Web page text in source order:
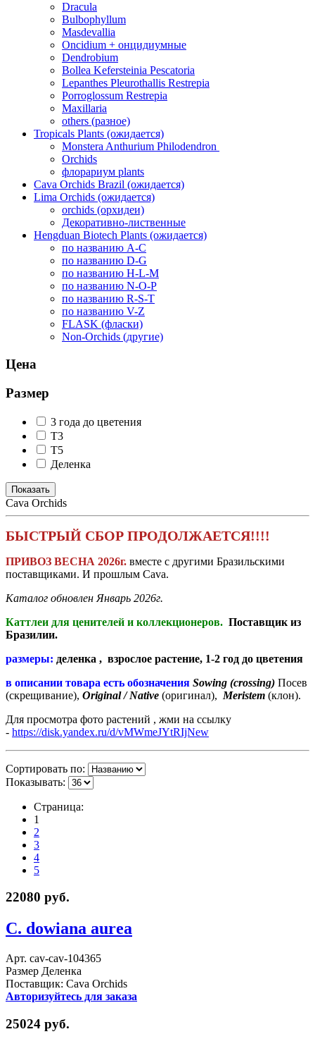
Dracula
Bulbophyllum
Masdevallia
Oncidium + онцидиумные
Dendrobium
Bollea Kefersteinia Pescatoria
Lepanthes Pleurothallis Restrepia
Porroglossum Restrepia
Maxillaria
others (разное)
Tropicals Plants (ожидается)
​​​​​​​Monstera Anthurium Philodendron
Orchids
флорариум plants
Cava Orchids Brazil (ожидается)
Lima Orchids (ожидается)
orchids (орхидеи)
Декоративно-лиственные
Hengduan Biotech Plants (ожидается)
по названию A-C
по названию D-G
по названию H-L-M
по названию N-O-P
по названию R-S-T
по названию V-Z
FLASK (фласки)
Non-Orchids (другие)
Цена
Размер
3 года до цветения
T3
T5
Деленка
Cava Orchids
БЫСТРЫЙ СБОР ПРОДОЛЖАЕТСЯ!!!!
ПРИВОЗ ВЕСНА 2026г. вместе с другими Бразильскими
поставщиками. И прошлым Cava.
Каталог обновлен Январь 2026г.
Каттлеи для ценителей и коллекционеров. Поставщик из
Бразилии.
размеры: деленка , взрослое растение, 1-2 год до цветения
в описании товара есть обозначения Sowing (crossing) Посев
(скрещивание), Original / Native (оригинал), Meristem (клон).
Для просмотра фото растений , жми на ссылку
- https://disk.yandex.ru/d/vMWmeJYtRIjNew
Сортировать по:
Показывать:
Страница:
1
2
3
4
5
22080 руб.
C. dowiana aurea
Арт. cav-cav-104365
Размер Деленка
Поставщик: Cava Orchids
Авторизуйтесь для заказа
25024 руб.